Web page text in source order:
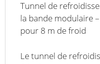
de
froid
Tunnel de
la bande modulaire
pour 8 m de froid
Le tunnel de